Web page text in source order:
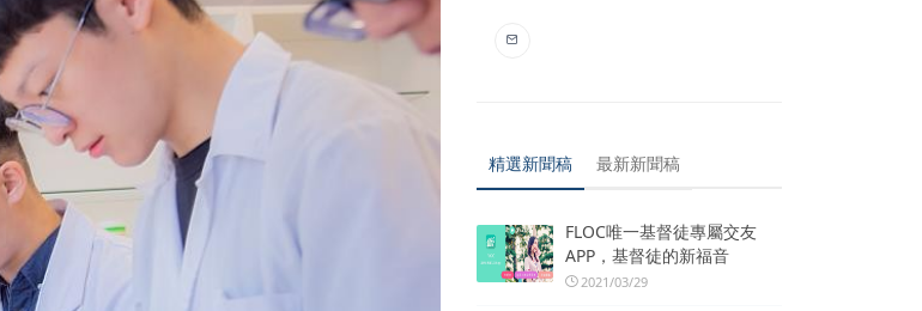
精選新聞稿 最新新聞稿
FLOC唯一基督徒專屬交友
APP，基督徒的新福音
2021/03/29